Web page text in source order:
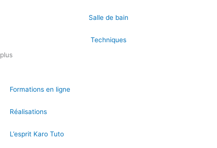
Salle de bain
Techniques
plus
Formations en ligne
Réalisations
L’esprit Karo Tuto